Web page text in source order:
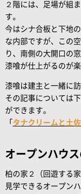
２階には、足場が組
す。
今はシナ合板と下地
な内部ですが、この
り、南側の大開口の
漆喰が仕上がるのが楽
漆喰は建主と一緒に
その記事については
ができます。
「 タナクリームと土
オープンハウ
柏の家２（回遊する
見学できるオープン